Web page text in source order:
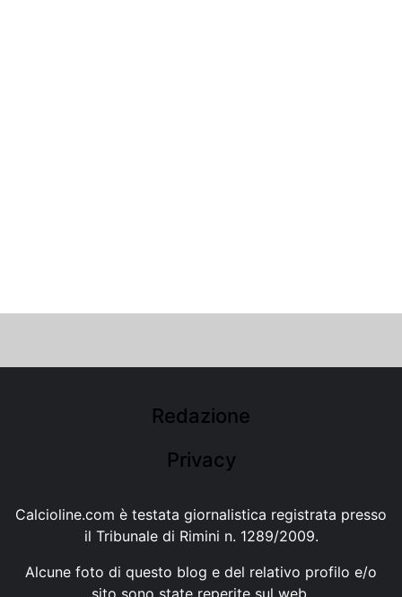
Redazione
Privacy
Calcioline.com è testata giornalistica registrata presso
il Tribunale di Rimini n. 1289/2009.
Alcune foto di questo blog e del relativo profilo e/o